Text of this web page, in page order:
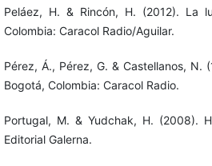
Peláez, H. & Rincón, H. (2012). La
Colombia: Caracol Radio/Aguilar.
Pérez, Á., Pérez, G. & Castellanos,
Bogotá, Colombia: Caracol Radio.
Portugal, M. & Yudchak, H. (2008).
Editorial Galerna.